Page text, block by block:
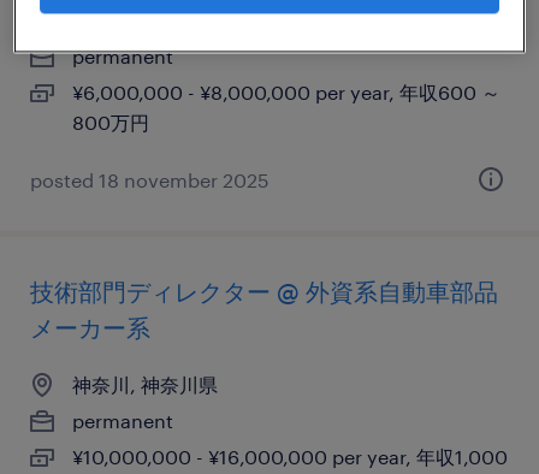
神奈川, 神奈川県
permanent
¥6,000,000 - ¥8,000,000 per year, 年収600 ～
800万円
posted 18 november 2025
技術部門ディレクター @ 外資系自動車部品
メーカー系
神奈川, 神奈川県
permanent
¥10,000,000 - ¥16,000,000 per year, 年収1,000